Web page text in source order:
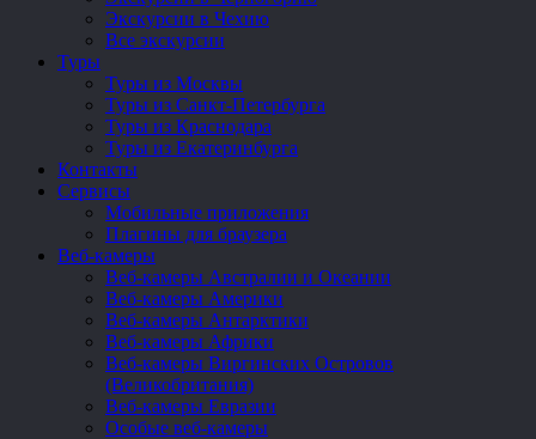
Экскурсии в Чехию
Все экскурсии
Туры
Туры из Москвы
Туры из Санкт-Петербурга
Туры из Краснодара
Туры из Екатеринбурга
Контакты
Сервисы
Мобильные приложения
Плагины для браузера
Веб-камеры
Веб-камеры Австралии и Океании
Веб-камеры Америки
Веб-камеры Антарктики
Веб-камеры Африки
Веб-камеры Виргинских Островов
(Великобритания)
Веб-камеры Евразии
Особые веб-камеры